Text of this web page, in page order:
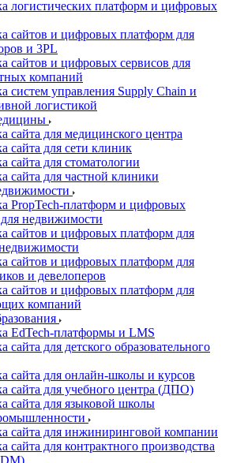
логистических платформ и цифровых
сайтов и цифровых платформ для
и 3PL
сайтов и цифровых сервисов для
компаний
систем управления Supply Chain и
логистикой
сайта для медицинского центра
сайта для сети клиник
сайта для стоматологии
сайта для частной клиники
PropTech-платформ и цифровых
недвижимости
сайтов и цифровых платформ для
сайтов и цифровых платформ для
и девелоперов
сайтов и цифровых платформ для
компаний
EdTech-платформы и LMS
сайта для детского образовательного
сайта для онлайн-школы и курсов
сайта для учебного центра (ДПО)
сайта для языковой школы
сайта для инжиниринговой компании
сайта для контрактного производства